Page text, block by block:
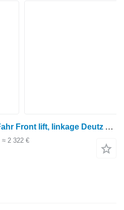
Front lift, linkage Deutz-Fahr Front lift, linkage Deutz Agrotron 100 04414517 для трактора колесного Deutz-Fahr Agrotron 100
≈ 2 322 €